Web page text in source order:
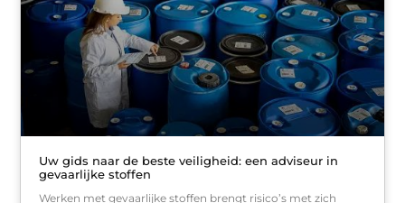
Uw gids naar de beste veiligheid: een adviseur in
gevaarlijke stoffen
Werken met gevaarlijke stoffen brengt risico’s met zich